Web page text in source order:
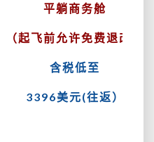
平躺商务舱
（起飞前允许免费退改）
含税低至
3396美元(往返）